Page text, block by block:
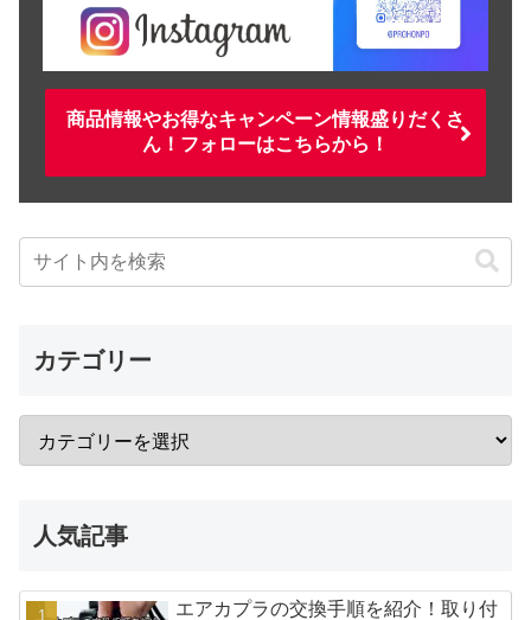
商品情報やお得なキャンペーン情報盛りだくさ
ん！フォローはこちらから！
カテゴリー
人気記事
エアカプラの交換手順を紹介！取り付